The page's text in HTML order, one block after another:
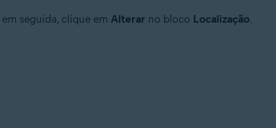
seguida, clique em Alterar no bloco Localização.